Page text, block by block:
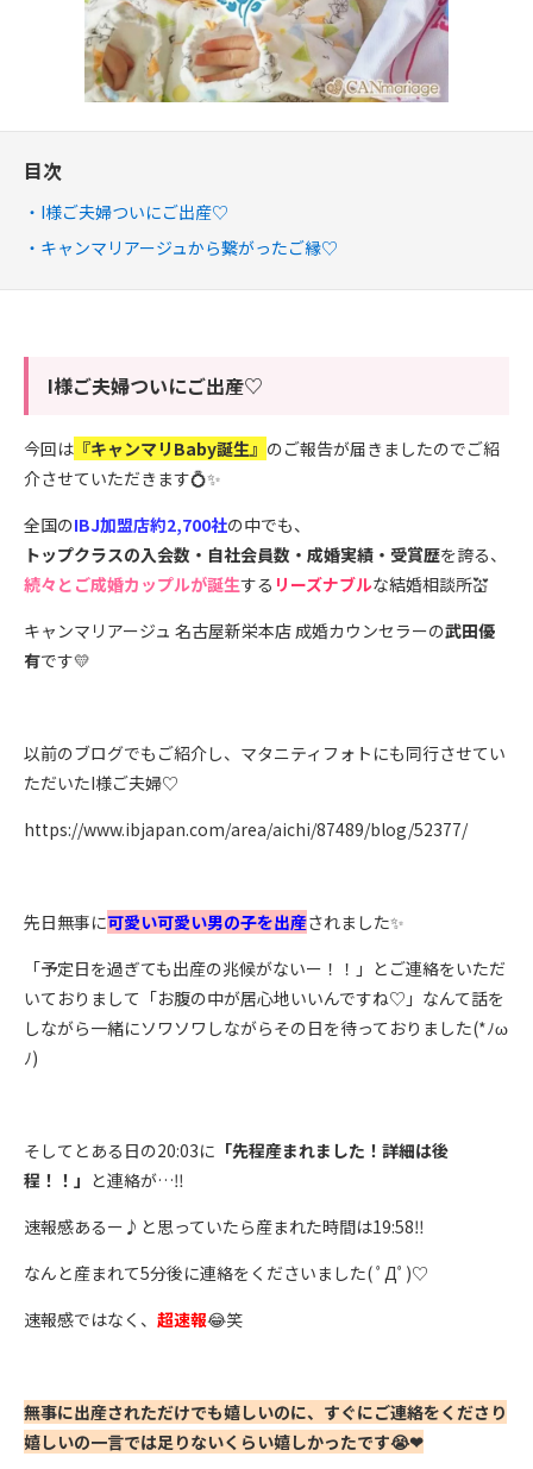
目次
I様ご夫婦ついにご出産♡
キャンマリアージュから繋がったご縁♡
I様ご夫婦ついにご出産♡
今回は 『キャンマリBaby誕生』 のご報告が届きましたのでご紹
介させていただきます💍✨
全国のIBJ加盟店約2,700社の中でも、
トップクラスの入会数・自社会員数・成婚実績・受賞歴を誇る、
続々とご成婚カップルが誕生する リーズナブルな結婚相談所💒
キャンマリアージュ 名古屋新栄本店 成婚カウンセラーの武田優
有です💛
以前のブログでもご紹介し、マタニティフォトにも同行させてい
ただいたI様ご夫婦♡
https://www.ibjapan.com/area/aichi/87489/blog/52377/
先日無事に可愛い可愛い男の子を出産されました✨
「予定日を過ぎても出産の兆候がないー！！」とご連絡をいただ
いておりまして「お腹の中が居心地いいんですね♡」なんて話を
しながら一緒にソワソワしながらその日を待っておりました(*ﾉω
ﾉ)
そしてとある日の20:03に 「先程産まれました！詳細は後
程！！」 と連絡が…‼
速報感あるー♪と思っていたら産まれた時間は19:58‼
なんと産まれて5分後に連絡をくださいました( ﾟДﾟ)♡
速報感ではなく、 超速報😂笑
無事に出産されただけでも嬉しいのに、すぐにご連絡をくださり
嬉しいの一言では足りないくらい嬉しかったです😭❤